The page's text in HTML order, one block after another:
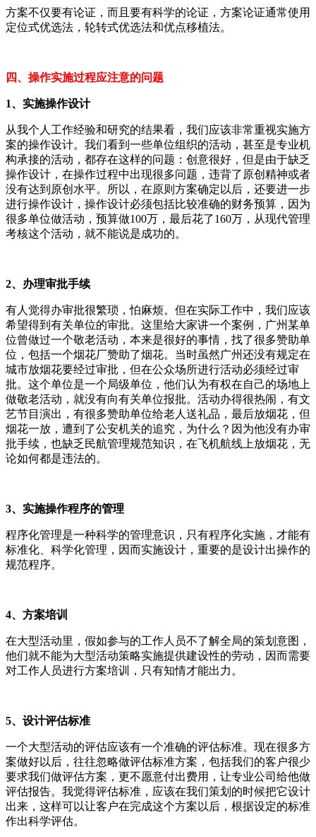
方案不仅要有论证，而且要有科学的论证，方案论证通常使用
定位式优选法，轮转式优选法和优点移植法。
四、操作实施过程应注意的问题
1、实施操作设计
从我个人工作经验和研究的结果看，我们应该非常重视实施方
案的操作设计。我们看到一些单位组织的活动，甚至是专业机
构承接的活动，都存在这样的问题：创意很好，但是由于缺乏
操作设计，在操作过程中出现很多问题，违背了原创精神或者
没有达到原创水平。所以，在原则方案确定以后，还要进一步
进行操作设计，操作设计必须包括比较准确的财务预算，因为
很多单位做活动，预算做100万，最后花了160万，从现代管理
考核这个活动，就不能说是成功的。
2、办理审批手续
有人觉得办审批很繁琐，怕麻烦。但在实际工作中，我们应该
希望得到有关单位的审批。这里给大家讲一个案例，广州某单
位曾做过一个敬老活动，本来是很好的事情，找了很多赞助单
位，包括一个烟花厂赞助了烟花。当时虽然广州还没有规定在
城市放烟花要经过审批，但在公众场所进行活动必须经过审
批。这个单位是一个局级单位，他们认为有权在自己的场地上
做敬老活动，就没有向有关单位报批。活动办得很热闹，有文
艺节目演出，有很多赞助单位给老人送礼品，最后放烟花，但
烟花一放，遭到了公安机关的追究，为什么？因为他没有办审
批手续，也缺乏民航管理规范知识，在飞机航线上放烟花，无
论如何都是违法的。
3、实施操作程序的管理
程序化管理是一种科学的管理意识，只有程序化实施，才能有
标准化、科学化管理，因而实施设计，重要的是设计出操作的
规范程序。
4、方案培训
在大型活动里，假如参与的工作人员不了解全局的策划意图，
他们就不能为大型活动策略实施提供建设性的劳动，因而需要
对工作人员进行方案培训，只有知情才能出力。
5、设计评估标准
一个大型活动的评估应该有一个准确的评估标准。现在很多方
案做好以后，往往忽略做评估标准方案，包括我们的客户很少
要求我们做评估方案，更不愿意付出费用，让专业公司给他做
评估报告。我觉得评估标准，应该在我们策划的时候把它设计
出来，这样可以让客户在完成这个方案以后，根据设定的标准
作出科学评估。